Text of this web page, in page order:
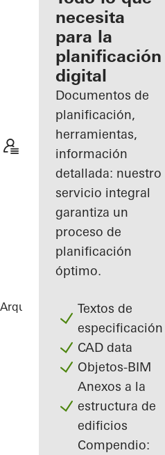
registrado
Descubre
mi área
de
trabajo
necesita
para la
planificación
digital
Documentos de
planificación,
herramientas,
información
detallada: nuestro
servicio integral
garantiza un
proceso de
planificación
óptimo.
Textos de
especificación
CAD data
Objetos-BIM
Anexos a la
estructura de
edificios
Compendio:
Arquitectos Soluciones integrales